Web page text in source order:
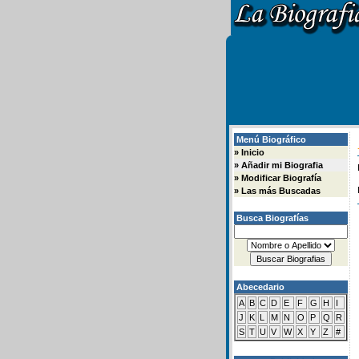
Menú Biográfico
» Inicio
» Añadir mi Biografia
» Modificar Biografía
» Las más Buscadas
Busca Biografías
Abecedario
A B C D E F G H
I
J
K L M N O P Q
R
S T U V W X Y Z #